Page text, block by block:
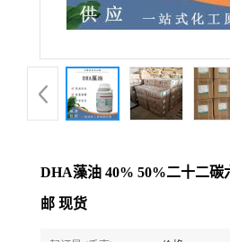
DHA藻油 40% 50%二十二碳
邮 现货